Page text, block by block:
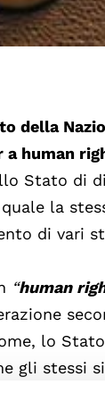
della
a human
Stato di
la
di vari
“human
lo
gli stessi